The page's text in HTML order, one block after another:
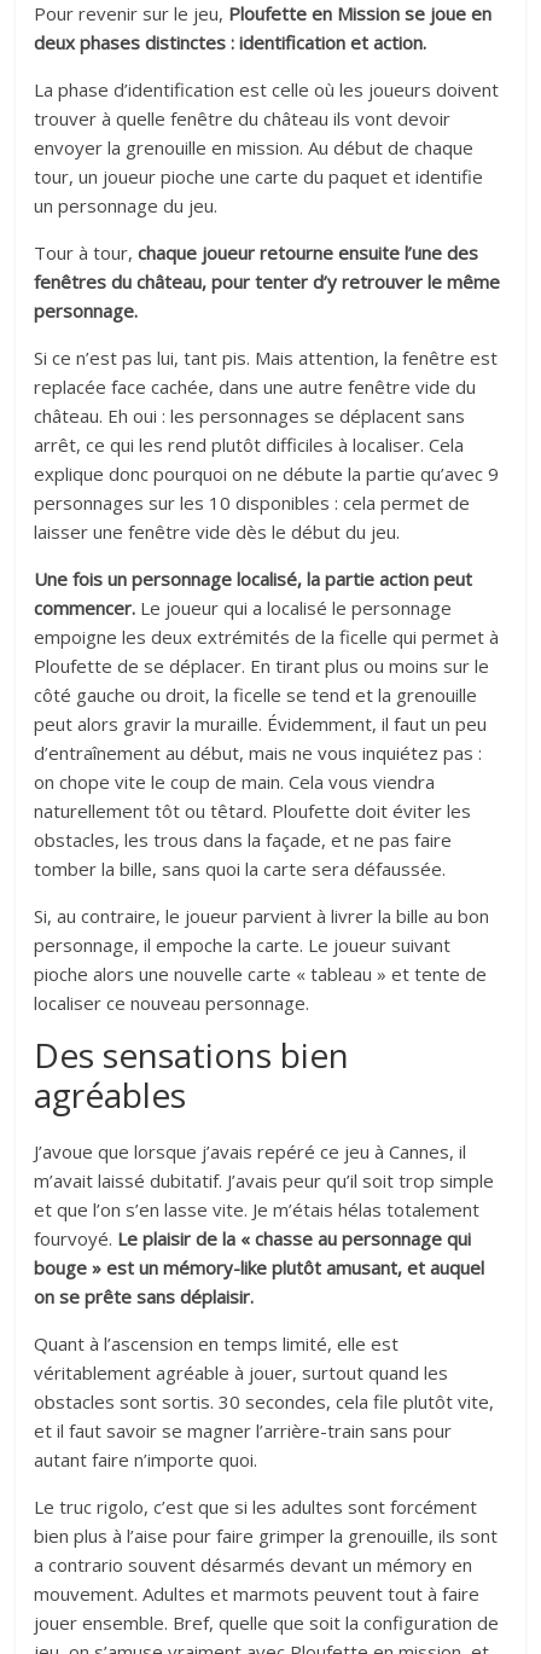
Pour revenir sur le jeu, Ploufette en Mission se joue en
deux phases distinctes : identification et action.
La phase d’identification est celle où les joueurs doivent
trouver à quelle fenêtre du château ils vont devoir
envoyer la grenouille en mission. Au début de chaque
tour, un joueur pioche une carte du paquet et identifie
un personnage du jeu.
Tour à tour,chaque joueur retourne ensuite l’une des
fenêtres du château, pour tenter d’y retrouver le même
personnage.
Si ce n’est pas lui, tant pis. Mais attention, la fenêtre est
replacée face cachée, dans une autre fenêtre vide du
château. Eh oui : les personnages se déplacent sans
arrêt, ce qui les rend plutôt difficiles à localiser. Cela
explique donc pourquoi on ne débute la partie qu’avec 9
personnages sur les 10 disponibles : cela permet de
laisser une fenêtre vide dès le début du jeu.
Une fois un personnage localisé, la partie action peut
commencer. Le joueur qui a localisé le personnage
empoigne les deux extrémités de la ficelle qui permet à
Ploufette de se déplacer. En tirant plus ou moins sur le
côté gauche ou droit, la ficelle se tend et la grenouille
peut alors gravir la muraille. Évidemment, il faut un peu
d’entraînement au début, mais ne vous inquiétez pas :
on chope vite le coup de main. Cela vous viendra
naturellement tôt ou têtard. Ploufette doit éviter les
obstacles, les trous dans la façade, et ne pas faire
tomber la bille, sans quoi la carte sera défaussée.
Si, au contraire, le joueur parvient à livrer la bille au bon
personnage, il empoche la carte. Le joueur suivant
pioche alors une nouvelle carte « tableau » et tente de
localiser ce nouveau personnage.
Des sensations bien
agréables
J’avoue que lorsque j’avais repéré ce jeu à Cannes, il
m’avait laissé dubitatif. J’avais peur qu’il soit trop simple
et que l’on s’en lasse vite. Je m’étais hélas totalement
fourvoyé. Le plaisir de la « chasse au personnage qui
bouge » est un mémory-like plutôt amusant, et auquel
on se prête sans déplaisir.
Quant à l’ascension en temps limité, elle est
véritablement agréable à jouer, surtout quand les
obstacles sont sortis. 30 secondes, cela file plutôt vite,
et il faut savoir se magner l’arrière-train sans pour
autant faire n’importe quoi.
Le truc rigolo, c’est que si les adultes sont forcément
bien plus à l’aise pour faire grimper la grenouille, ils sont
a contrario souvent désarmés devant un mémory en
mouvement. Adultes et marmots peuvent tout à faire
jouer ensemble. Bref, quelle que soit la configuration de